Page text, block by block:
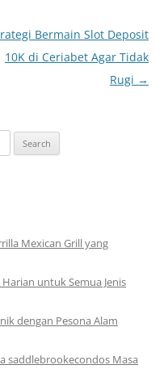
Bermain Slot Deposit
10K di Ceriabet Agar Tidak
Rugi →
Mexican Grill yang
untuk Semua Jenis
dengan Pesona Alam
saddlebrookecondos Masa